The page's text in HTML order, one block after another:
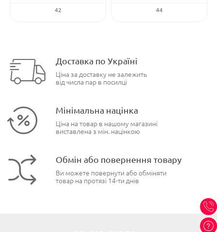
42 44
Доставка по Україні
Ціна за доставку не залежить
від числа пар в посилці
Мінімальна націнка
Ціна на товар в нашому магазині
виставлена з мін. націнкою
Обмін або повернення товару
Ви можете повернути або обміняти
товар на протязі 14-ти днів